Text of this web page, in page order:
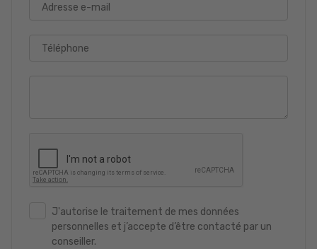
Adresse e-mail
Téléphone
J'autorise le traitement de mes données
personnelles et j’accepte d’être contacté par un
conseiller.